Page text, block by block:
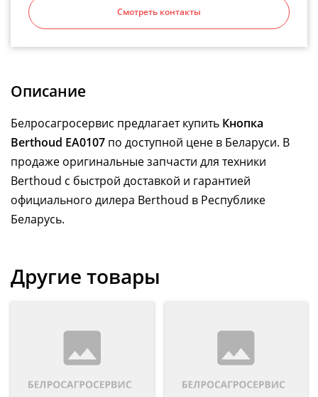
Смотреть контакты
Описание
Белросагросервис предлагает купить Кнопка
Berthoud EA0107 по доступной цене в Беларуси. В
продаже оригинальные запчасти для техники
Berthoud с быстрой доставкой и гарантией
официального дилера Berthoud в Республике
Беларусь.
Другие товары